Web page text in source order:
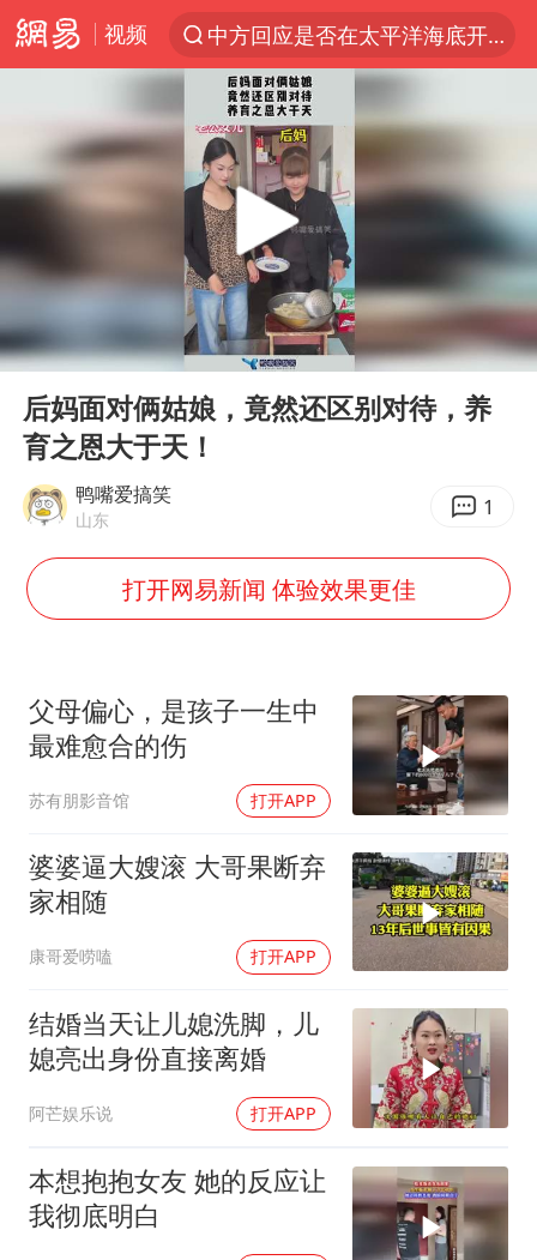
视频
中方回应是否在太平洋海底开采稀土
看守所辅警收受10万获刑1年
“深圳地面沉降致车辆损坏”不实
U17国足1分钟轰2球
法国下周开始禁止未经同意的电话营销
外交部发言人就广岛核爆81周年等答记者问
首次证实！“胶球”存在
泰国一女公务员妆容引争议 本人回应
24小时不关空调 电费会更低吗
“China Cool”成海外热词
把党建设得更加坚强有力
奋进开新局 实干挑大梁
Play
00:00 00:12
后妈面对俩姑娘，竟然还区别对待，养
育之恩大于天！
鸭嘴爱搞笑
山东 1
打开网易新闻 体验效果更佳
父母偏心，是孩子一生中
最难愈合的伤
苏有朋影音馆 打开APP
婆婆逼大嫂滚 大哥果断弃
家相随
康哥爱唠嗑 打开APP
结婚当天让儿媳洗脚，儿
媳亮出身份直接离婚
阿芒娱乐说 打开APP
本想抱抱女友 她的反应让
我彻底明白